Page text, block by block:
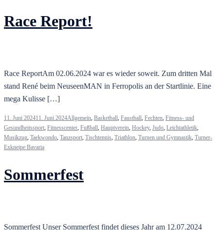
Race Report!
Race ReportAm 02.06.2024 war es wieder soweit. Zum dritten Mal
stand René beim NeuseenMAN in Ferropolis an der Startlinie. Eine
mega Kulisse […]
11. Juni 202411. Juni 2024Allgemein, Basketball, Faustball, Fechten, Fitness- und
Gesundheitssport, Fitnesscenter, Fußball, Hauptverein, Hockey, Judo, Leichtathletik,
Musikzug, Taekwondo, Tanzsport, Tischtennis, Triathlon, Turnen und Gymnastik, Turner-
Exkneipe Bavaria
Sommerfest
Sommerfest Unser Sommerfest findet dieses Jahr am 12.07.2024